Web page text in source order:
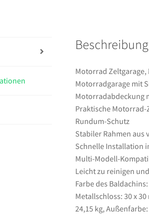
Oxford-
mit
Schwarz
Menge
Beschreibung
Motorrad Zeltgarage,
Motorradgarage mit
Motorradabdeckung
Praktische Motorrad-
Rundum-Schutz
Stabiler Rahmen aus
Schnelle Installation
Multi-Modell-
Leicht zu reinigen
Farbe des
Metallschloss: 30 x
24,15 kg,